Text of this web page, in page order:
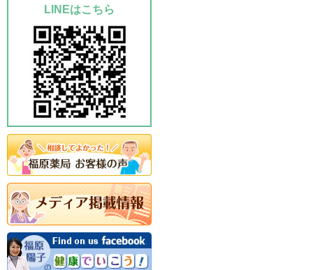
LINEはこちら